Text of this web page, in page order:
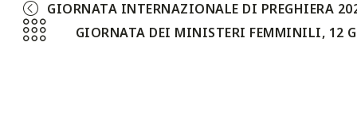
GIORNATA INTERNAZIONALE DI PREGHIERA
GIORNATA DEI MINISTERI FEMMINILI, 12